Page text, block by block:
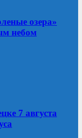
озера»
небом
7 августа